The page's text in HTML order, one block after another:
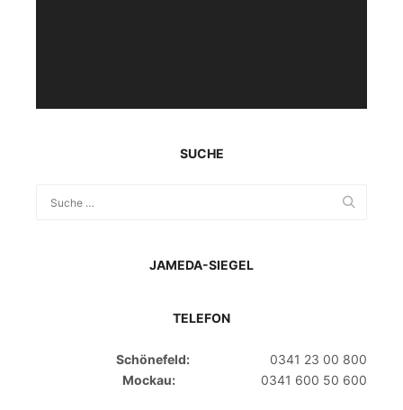
SUCHE
JAMEDA-SIEGEL
TELEFON
Schönefeld:
0341 23 00 800
Mockau:
0341 600 50 600